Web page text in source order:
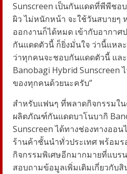
Sunscreen เป็นกันแดดที่พีพีชอ
ผิว ไม่หนักหน้า จะใช้วันสบายๆ
ออกงานก็ได้หมด เข้ากับอากาศ
กันแดดตัวนี้ ก็ยิ่งมั่นใจ ว่านี้แหละ
ว่าทุกคนจะชอบกันแดดตัวนี้ แล
Banobagi Hybrid Sunscreen
ของทุกคนด้วยนะครับ”
สำหรับแฟนๆ ที่พลาดกิจกรรมใ
ผลิตภัณฑ์กันแดดบาโนบากิ
Sunscreenได้ทางช่องทางออน
ร้านค้าชั้นนำทั่วประเทศ พร้อมร
กิจกรรมพิเศษอีกมากมายที่แบร
สอบถามข้อมูลเพิ่มเติมเกี่ยวกับ